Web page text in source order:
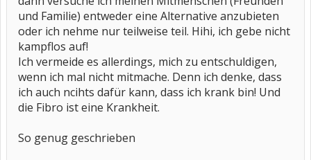
und Familie) entweder eine Alternative anzubieten
oder ich nehme nur teilweise teil. Hihi, ich gebe nicht
kampflos auf!
Ich vermeide es allerdings, mich zu entschuldigen,
wenn ich mal nicht mitmache. Denn ich denke, dass
ich auch ncihts dafür kann, dass ich krank bin! Und
die Fibro ist eine Krankheit.
So genug geschrieben